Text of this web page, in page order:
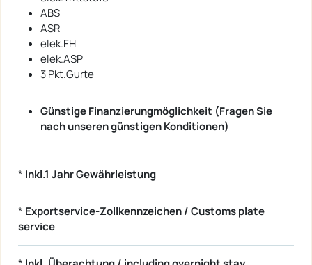
ABS
ASR
elek.FH
elek.ASP
3 Pkt.Gurte
Günstige Finanzierungmöglichkeit (Fragen Sie
nach unseren günstigen Konditionen)
* Inkl.1 Jahr Gewährleistung
* Exportservice-Zollkennzeichen / Customs plate
service